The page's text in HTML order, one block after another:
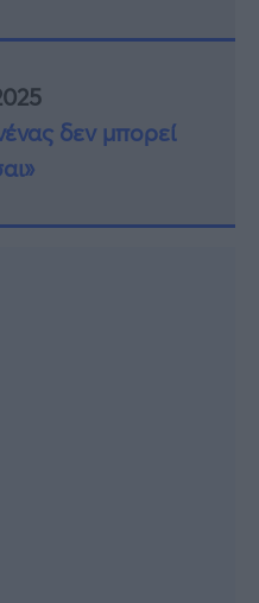
δεν μπορεί